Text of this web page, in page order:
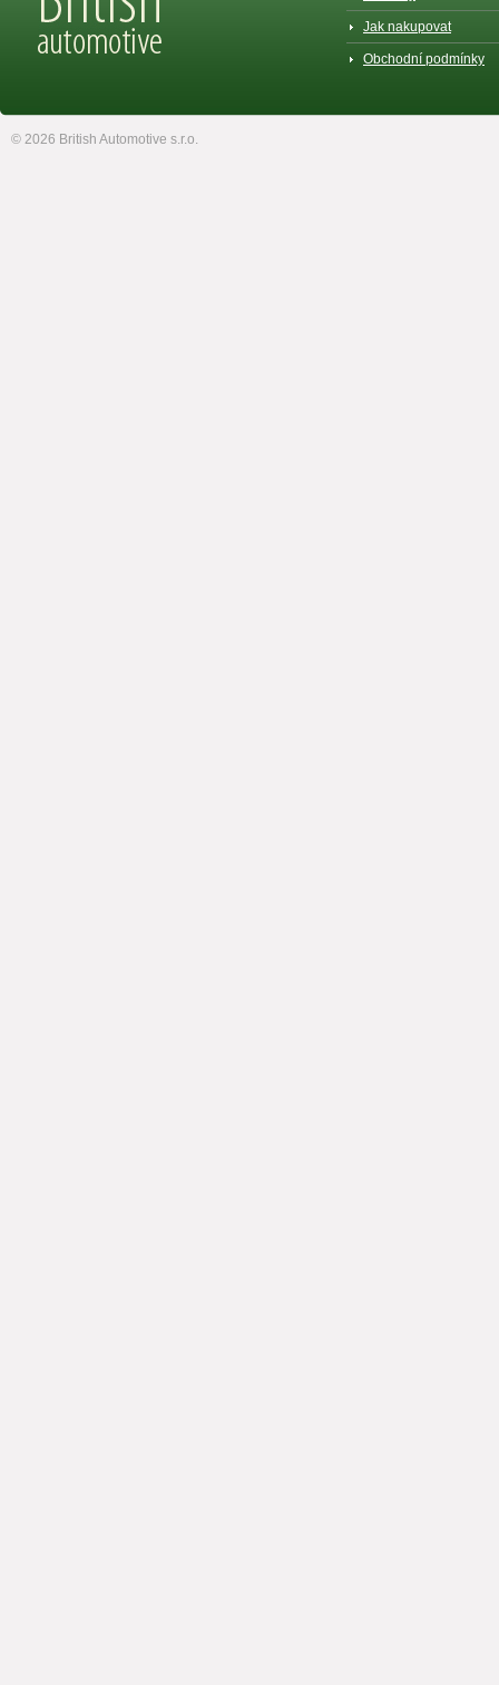
Jak nakupovat
Obchodní podmínky
© 2026 British Automotive s.r.o.